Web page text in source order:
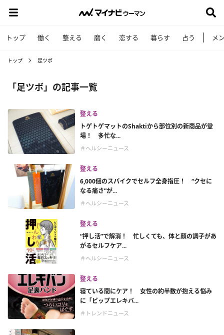
トップ 働く 整える 磨く 恋する 暮らす 占う メ
トップ 足ツボ
「足ツボ」の記事一覧
整える
トゲトゲマットのShaktiから部位別の新商品が登
場！ 多忙な...
＃ヘルシーニュース
整える
6,000個のスパイクでセルフ全身指圧！ “クセに
なる痛さ”が...
＃ヘルシーニュース
整える
“押し活”で解消！ 忙しくても、体と顔の調子があ
がるセルフケア...
＃ヘルシーニュース
整える
寝ている間にケア！ 女性の約半数が抱える悩み
に「ピップエレキバ...
＃トレンドニュース